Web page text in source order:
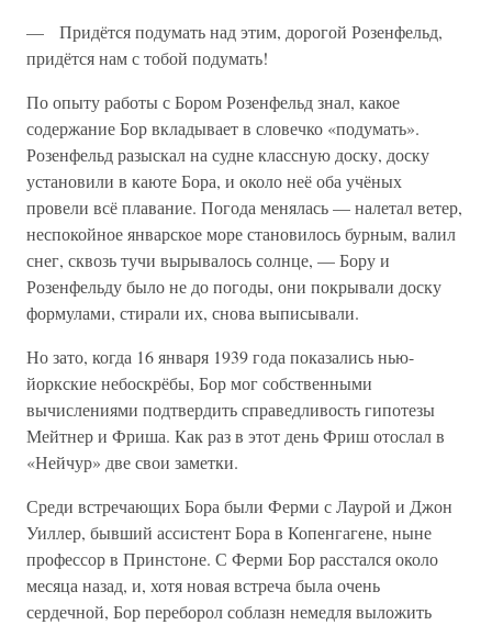
— Придётся подумать над этим, дорогой Розенфельд,
придётся нам с тобой подумать!
По опыту работы с Бором Розенфельд знал, какое
содержание Бор вкладывает в словечко «подумать».
Розенфельд разыскал на судне классную доску, доску
установили в каюте Бора, и около неё оба учёных
провели всё плавание. Погода менялась — налетал ветер,
неспокойное январское море становилось бурным, валил
снег, сквозь тучи вырывалось солнце, — Бору и
Розенфельду было не до погоды, они покрывали доску
формулами, стирали их, снова выписывали.
Но зато, когда 16 января 1939 года показались нью-
йоркские небоскрёбы, Бор мог собственными
вычислениями подтвердить справедливость гипотезы
Мейтнер и Фриша. Как раз в этот день Фриш отослал в
«Нейчур» две свои заметки.
Среди встречающих Бора были Ферми с Лаурой и Джон
Уиллер, бывший ассистент Бора в Копенгагене, ныне
профессор в Принстоне. С Ферми Бор расстался около
месяца назад, и, хотя новая встреча была очень
сердечной, Бор переборол соблазн немедля выложить